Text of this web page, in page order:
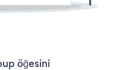
öğesini